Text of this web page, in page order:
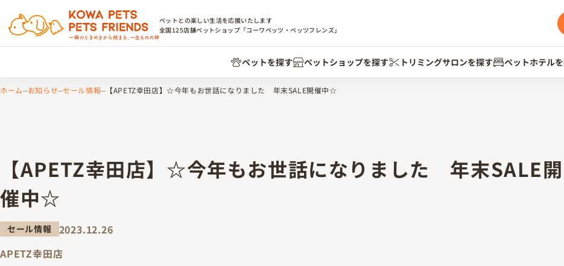
ペットとの楽しい生活を応援いたします
全国125店舗ペットショップ「コーワペッツ・ペッツフレンズ」
ペットを探す ペットショップを探す トリミングサロンを探す ペットホテル
ホーム お知らせ セール情報 【APETZ幸田店】☆今年もお世話になりました 年末SALE開催中☆
【APETZ幸田店】☆今年もお世話になりました 年末SALE開
催中☆
セール情報
2023.12.26
APETZ幸田店